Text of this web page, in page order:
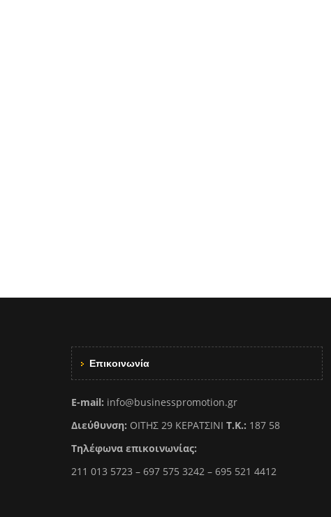
Επικοινωνία
E-mail: info@businesspromotion.gr
Διεύθυνση: ΟΙΤΗΣ 29 ΚΕΡΑΤΣΙΝΙ Τ.Κ.: 187 58
Τηλέφωνα επικοινωνίας:
211 013 5723 – 697 575 3242 – 695 521 4412